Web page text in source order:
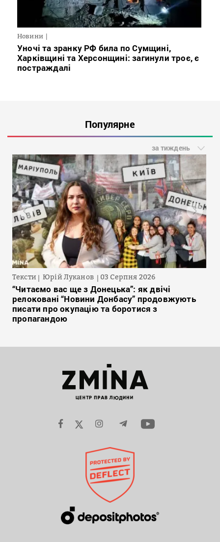
Новини
Уночі та зранку РФ била по Сумщині,
Харківщині та Херсонщині: загинули троє, є
постраждалі
Популярне
за тиждень
Тексти Юрій Луканов 03 Серпня 2026
“Читаємо вас ще з Донецька”: як двічі
релоковані “Новини Донбасу” продовжують
писати про окупацію та боротися з
пропагандою